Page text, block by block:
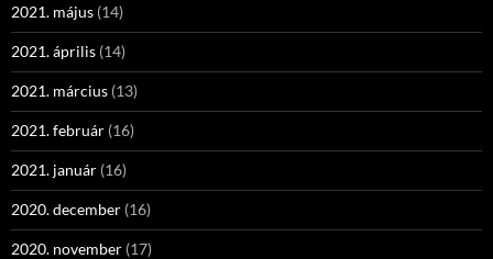
2021. május (14)
2021. április (14)
2021. március (13)
2021. február (16)
2021. január (16)
2020. december (16)
2020. november (17)